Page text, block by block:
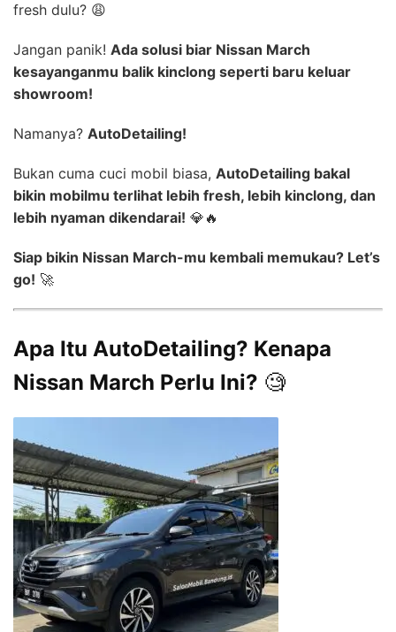
fresh dulu? 😩
Jangan panik! Ada solusi biar Nissan March
kesayanganmu balik kinclong seperti baru keluar
showroom!
Namanya? AutoDetailing!
Bukan cuma cuci mobil biasa, AutoDetailing bakal
bikin mobilmu terlihat lebih fresh, lebih kinclong, dan
lebih nyaman dikendarai! 💎🔥
Siap bikin Nissan March-mu kembali memukau? Let’s
go! 🚀
Apa Itu AutoDetailing? Kenapa
Nissan March Perlu Ini? 🧐